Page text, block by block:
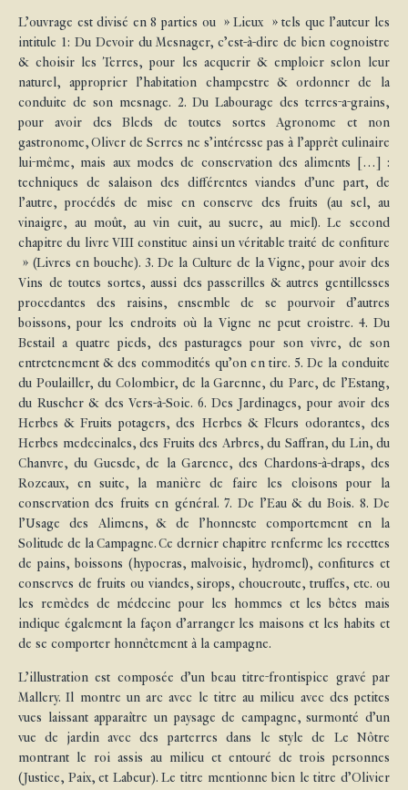
L’ouvrage est divisé en 8 parties ou » Lieux » tels que l’auteur les
intitule 1: Du Devoir du Mesnager, c’est-à-dire de bien cognoistre
& choisir les Terres, pour les acquerir & emploier selon leur
naturel, approprier l’habitation champestre & ordonner de la
conduite de son mesnage. 2. Du Labourage des terres-a-grains,
pour avoir des Bleds de toutes sortes Agronome et non
gastronome, Oliver de Serres ne s’intéresse pas à l’apprêt culinaire
lui-même, mais aux modes de conservation des aliments […] :
techniques de salaison des différentes viandes d’une part, de
l’autre, procédés de mise en conserve des fruits (au sel, au
vinaigre, au moût, au vin cuit, au sucre, au miel). Le second
chapitre du livre VIII constitue ainsi un véritable traité de confiture
» (Livres en bouche). 3. De la Culture de la Vigne, pour avoir des
Vins de toutes sortes, aussi des passerilles & autres gentillesses
procedantes des raisins, ensemble de se pourvoir d’autres
boissons, pour les endroits où la Vigne ne peut croistre. 4. Du
Bestail a quatre pieds, des pasturages pour son vivre, de son
entretenement & des commodités qu’on en tire. 5. De la conduite
du Poulailler, du Colombier, de la Garenne, du Parc, de l’Estang,
du Ruscher & des Vers-à-Soie. 6. Des Jardinages, pour avoir des
Herbes & Fruits potagers, des Herbes & Fleurs odorantes, des
Herbes medecinales, des Fruits des Arbres, du Saffran, du Lin, du
Chanvre, du Guesde, de la Garence, des Chardons-à-draps, des
Rozeaux, en suite, la manière de faire les cloisons pour la
conservation des fruits en général. 7. De l’Eau & du Bois. 8. De
l’Usage des Alimens, & de l’honneste comportement en la
Solitude de la Campagne. Ce dernier chapitre renferme les recettes
de pains, boissons (hypocras, malvoisie, hydromel), confitures et
conserves de fruits ou viandes, sirops, choucroute, truffes, etc. ou
les remèdes de médecine pour les hommes et les bêtes mais
indique également la façon d’arranger les maisons et les habits et
de se comporter honnêtement à la campagne.
L’illustration est composée d’un beau titre-frontispice gravé par
Mallery. Il montre un arc avec le titre au milieu avec des petites
vues laissant apparaître un paysage de campagne, surmonté d’un
vue de jardin avec des parterres dans le style de Le Nôtre
montrant le roi assis au milieu et entouré de trois personnes
(Justice, Paix, et Labeur). Le titre mentionne bien le titre d’Olivier